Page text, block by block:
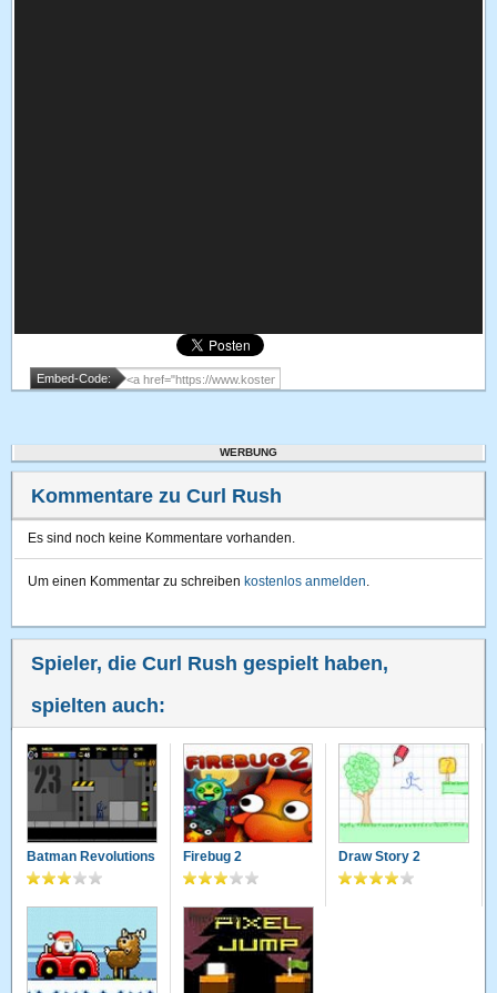
Embed-Code:
WERBUNG
Kommentare zu Curl Rush
Es sind noch keine Kommentare vorhanden.
Um einen Kommentar zu schreiben kostenlos anmelden.
Spieler, die Curl Rush gespielt haben,
spielten auch:
Batman Revolutions Firebug 2 Draw Story 2